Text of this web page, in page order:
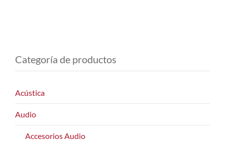
Categoría de productos
Acústica
Audio
Accesorios Audio